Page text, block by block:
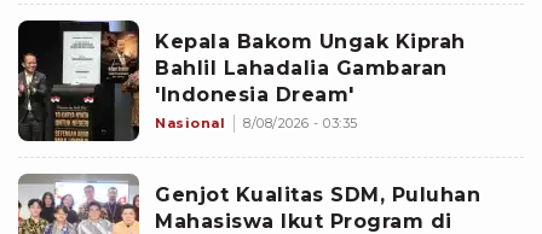
Kepala Bakom Ungak Kiprah
Bahlil Lahadalia Gambaran
'Indonesia Dream'
Nasional 8/08/2026 - 03:35
Genjot Kualitas SDM, Puluhan
Mahasiswa Ikut Program di